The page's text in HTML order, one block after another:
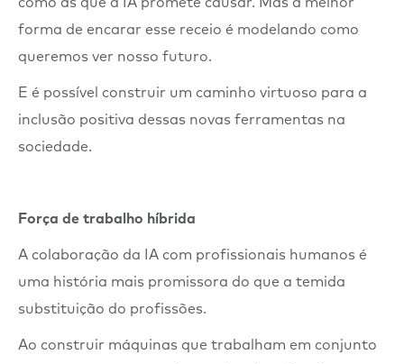
forma de encarar esse receio é modelando como
queremos ver nosso futuro.
E é possível construir um caminho virtuoso para a
inclusão positiva dessas novas ferramentas na
sociedade.
Força de trabalho híbrida
A colaboração da IA com profissionais humanos é
uma história mais promissora do que a temida
substituição do profissões.
Ao construir máquinas que trabalham em conjunto